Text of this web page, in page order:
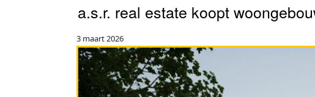
a.s.r. real estate koopt
3 maart 2026